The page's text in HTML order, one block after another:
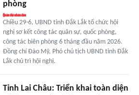
phòng
Chiều 29-6, UBND tỉnh Đắk Lắk tổ chức hội
nghị sơ kết công tác quân sự, quốc phòng,
công tác biên phòng 6 tháng đầu năm 2026.
Đồng chí Đào Mỹ, Phó chủ tịch UBND tỉnh Đắk
Lắk chủ trì hội nghị.
Tỉnh Lai Châu: Triển khai toàn diện